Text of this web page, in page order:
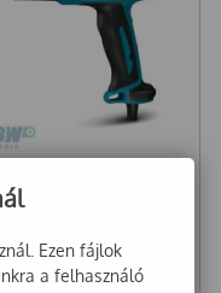
HG5030K 1600W
Ft
Ezen fájlok
a felhasználó